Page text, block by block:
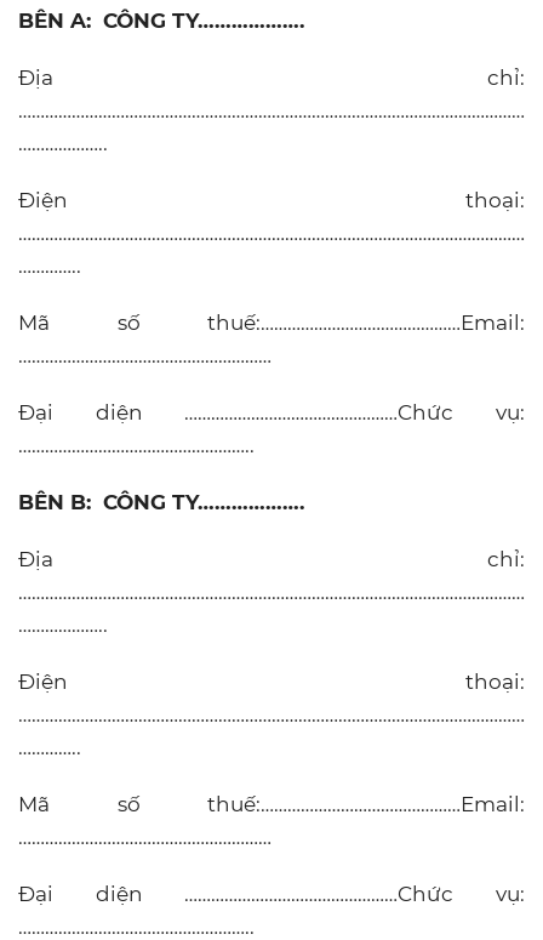
BÊN A: CÔNG TY……………….
Địa chỉ:
……………………………………………………………………………………………………
………………..
Điện thoại:
……………………………………………………………………………………………………
…………..
Mã số thuế:………………………………………Email:
…………………………………………………
Đại diện …………………………………………Chức vụ:
……………………………………………..
BÊN B: CÔNG TY……………….
Địa chỉ:
……………………………………………………………………………………………………
………………..
Điện thoại:
……………………………………………………………………………………………………
…………..
Mã số thuế:………………………………………Email:
…………………………………………………
Đại diện …………………………………………Chức vụ:
……………………………………………..